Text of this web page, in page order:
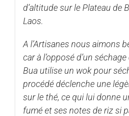
d’altitude sur le Plateau de
Laos.
A l’Artisanes nous aimons
car à l’opposé d’un
Bua utilise un wok pour
procédé déclenche une
sur le thé, ce qui lui donne
fumé et ses notes de riz si